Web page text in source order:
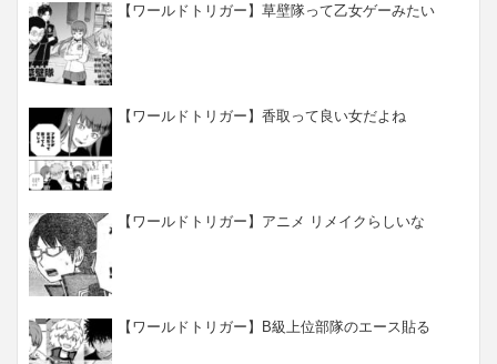
【ワールドトリガー】草壁隊って乙女ゲーみたい
【ワールドトリガー】香取って良い女だよね
【ワールドトリガー】アニメ リメイクらしいな
【ワールドトリガー】B級上位部隊のエース貼る